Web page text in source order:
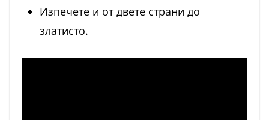
Изпечете и от двете страни до
златисто.